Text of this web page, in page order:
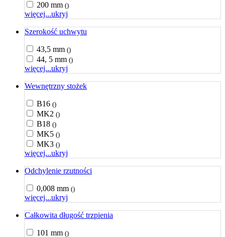
200 mm ()
więcej...ukryj
Szerokość uchwytu
43,5 mm ()
44, 5 mm ()
więcej...ukryj
Wewnętrzny stożek
B16 ()
MK2 ()
B18 ()
MK5 ()
MK3 ()
więcej...ukryj
Odchylenie rzutności
0,008 mm ()
więcej...ukryj
Całkowita długość trzpienia
101 mm ()